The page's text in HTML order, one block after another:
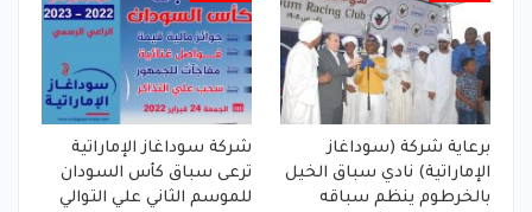
برعاية شركة (سوداغاز
الإماراتية) نادي سباق الخيل
بالخرطوم ينظم سباقه
شركة سوداغاز الإماراتية
ترعى سباق كأس السودان
للموسم الثاني علي التوالي